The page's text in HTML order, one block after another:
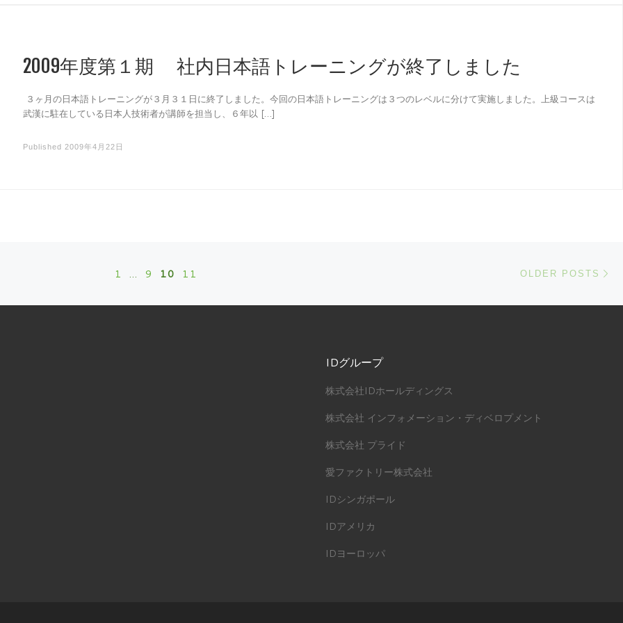
2009年度第１期 社内日本語トレーニングが終了しました
３ヶ月の日本語トレーニングが３月３１日に終了しました。今回の日本語トレーニングは３つのレベルに分けて実施しました。上級コースは
武漢に駐在している日本人技術者が講師を担当し、６年以 […]
Published 2009年4月22日
1 … 9 10 11 OLDER POSTS
IDグループ
株式会社IDホールディングス
株式会社 インフォメーション・ディベロプメント
株式会社 プライド
愛ファクトリー株式会社
IDシンガポール
IDアメリカ
IDヨーロッパ